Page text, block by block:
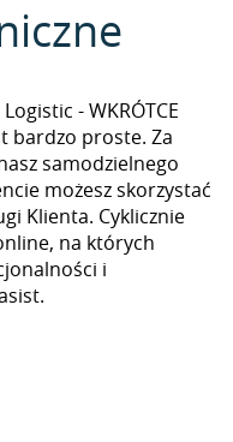
- WKRÓTCE
bardzo proste. Za
samodzielnego
możesz skorzystać
Klienta. Cyklicznie
na których
i